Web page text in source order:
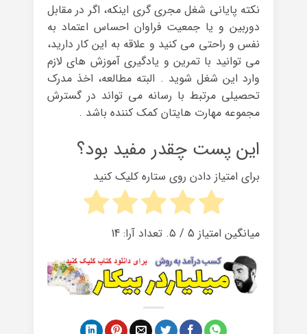
نکته پایانی شغل مجری گری اینکه، اگر در مقابل
دوربین و یا جمعیت فراوان احساس اعتماد به
نفس و راحتی می کنید و علاقه به این کار دارید،
می توانید با تمرین و یادگیری آموزش های لازم
وارد این شغل شوید . البته مطالعه، اخذ مدرک
تحصیلی مرتبط با رسانه می تواند در گسترش
مجموعه مهارت هایتان کمک کننده باشد .
این پست چقدر مفید بود؟
برای امتیاز دادن روی ستاره کلیک کنید
میانگین امتیاز 5/ ۵. تعداد آرا: 14